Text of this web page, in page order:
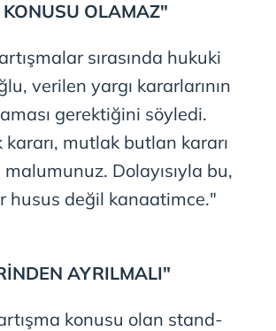
ilgili bilgi almak için lütfen
OLAMAZ"
sırasında hukuki
verilen yargı kararlarının
gerektiğini söyledi.
mutlak butlan kararı
Dolayısıyla bu,
husus değil kanaatimce."
AYRILMALI"
konusu olan stand-